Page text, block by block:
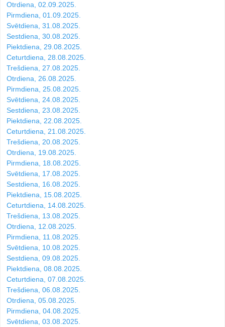
Otrdiena, 02.09.2025.
Pirmdiena, 01.09.2025.
Svētdiena, 31.08.2025.
Sestdiena, 30.08.2025.
Piektdiena, 29.08.2025.
Ceturtdiena, 28.08.2025.
Trešdiena, 27.08.2025.
Otrdiena, 26.08.2025.
Pirmdiena, 25.08.2025.
Svētdiena, 24.08.2025.
Sestdiena, 23.08.2025.
Piektdiena, 22.08.2025.
Ceturtdiena, 21.08.2025.
Trešdiena, 20.08.2025.
Otrdiena, 19.08.2025.
Pirmdiena, 18.08.2025.
Svētdiena, 17.08.2025.
Sestdiena, 16.08.2025.
Piektdiena, 15.08.2025.
Ceturtdiena, 14.08.2025.
Trešdiena, 13.08.2025.
Otrdiena, 12.08.2025.
Pirmdiena, 11.08.2025.
Svētdiena, 10.08.2025.
Sestdiena, 09.08.2025.
Piektdiena, 08.08.2025.
Ceturtdiena, 07.08.2025.
Trešdiena, 06.08.2025.
Otrdiena, 05.08.2025.
Pirmdiena, 04.08.2025.
Svētdiena, 03.08.2025.